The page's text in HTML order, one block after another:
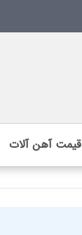
قیمت آهن آلات